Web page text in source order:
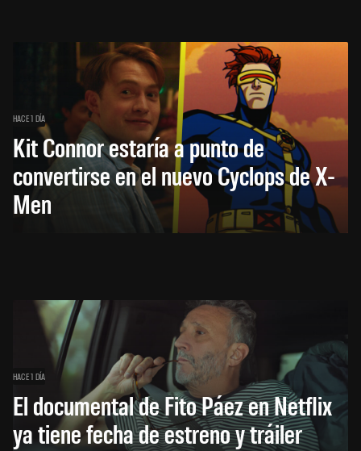
HACE 1 DÍA
Kit Connor estaría a punto de
convertirse en el nuevo Cyclops de X-
Men
HACE 1 DÍA
El documental de Fito Páez en Netflix
ya tiene fecha de estreno y tráiler